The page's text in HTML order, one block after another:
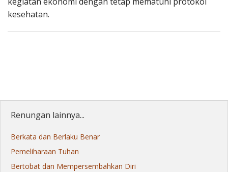
kesehatan.
Renungan lainnya...
Berkata dan Berlaku Benar
Pemeliharaan Tuhan
Bertobat dan Mempersembahkan Diri